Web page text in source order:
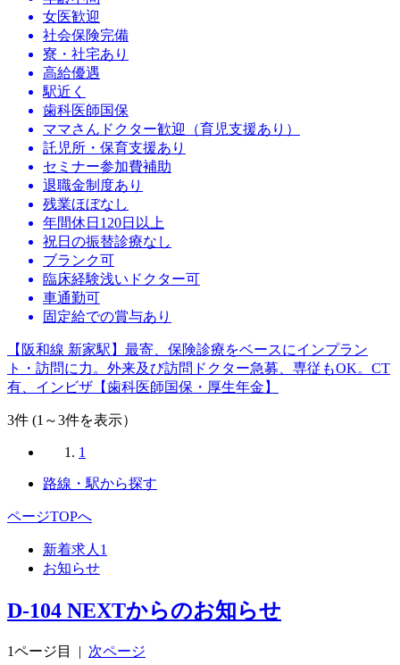
女医歓迎
社会保険完備
寮・社宅あり
高給優遇
駅近く
歯科医師国保
ママさんドクター歓迎（育児支援あり）
託児所・保育支援あり
セミナー参加費補助
退職金制度あり
残業ほぼなし
年間休日120日以上
祝日の振替診療なし
ブランク可
臨床経験浅いドクター可
車通勤可
固定給での賞与あり
【阪和線 新家駅】最寄、保険診療をベースにインプラン
ト・訪問に力。外来及び訪問ドクター急募、専従もOK。CT
有、インビザ【歯科医師国保・厚生年金】
3件 (1～3件を表示）
1
路線・駅から探す
ページTOPへ
新着求人 1
お知らせ
D-104 NEXTからのお知らせ
1ページ目 | 次ページ